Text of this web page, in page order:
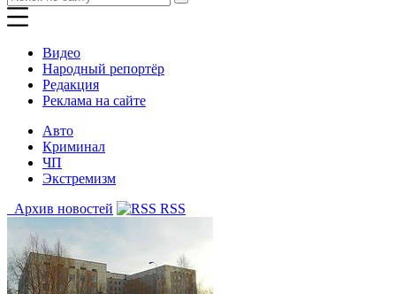
Видео
Народный репортёр
Редакция
Реклама на сайте
Авто
Криминал
ЧП
Экстремизм
Архив новостей
RSS